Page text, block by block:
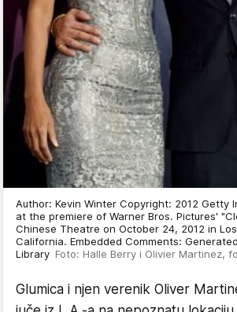
Author: Kevin Winter Copyright: 2012 Getty
at the premiere of Warner Bros. Pictures'
Chinese Theatre on October 24, 2012 in
California. Embedded Comments:
Library Foto: Halle Berry i Olivier Martinez,
Glumica i njen verenik Oliver